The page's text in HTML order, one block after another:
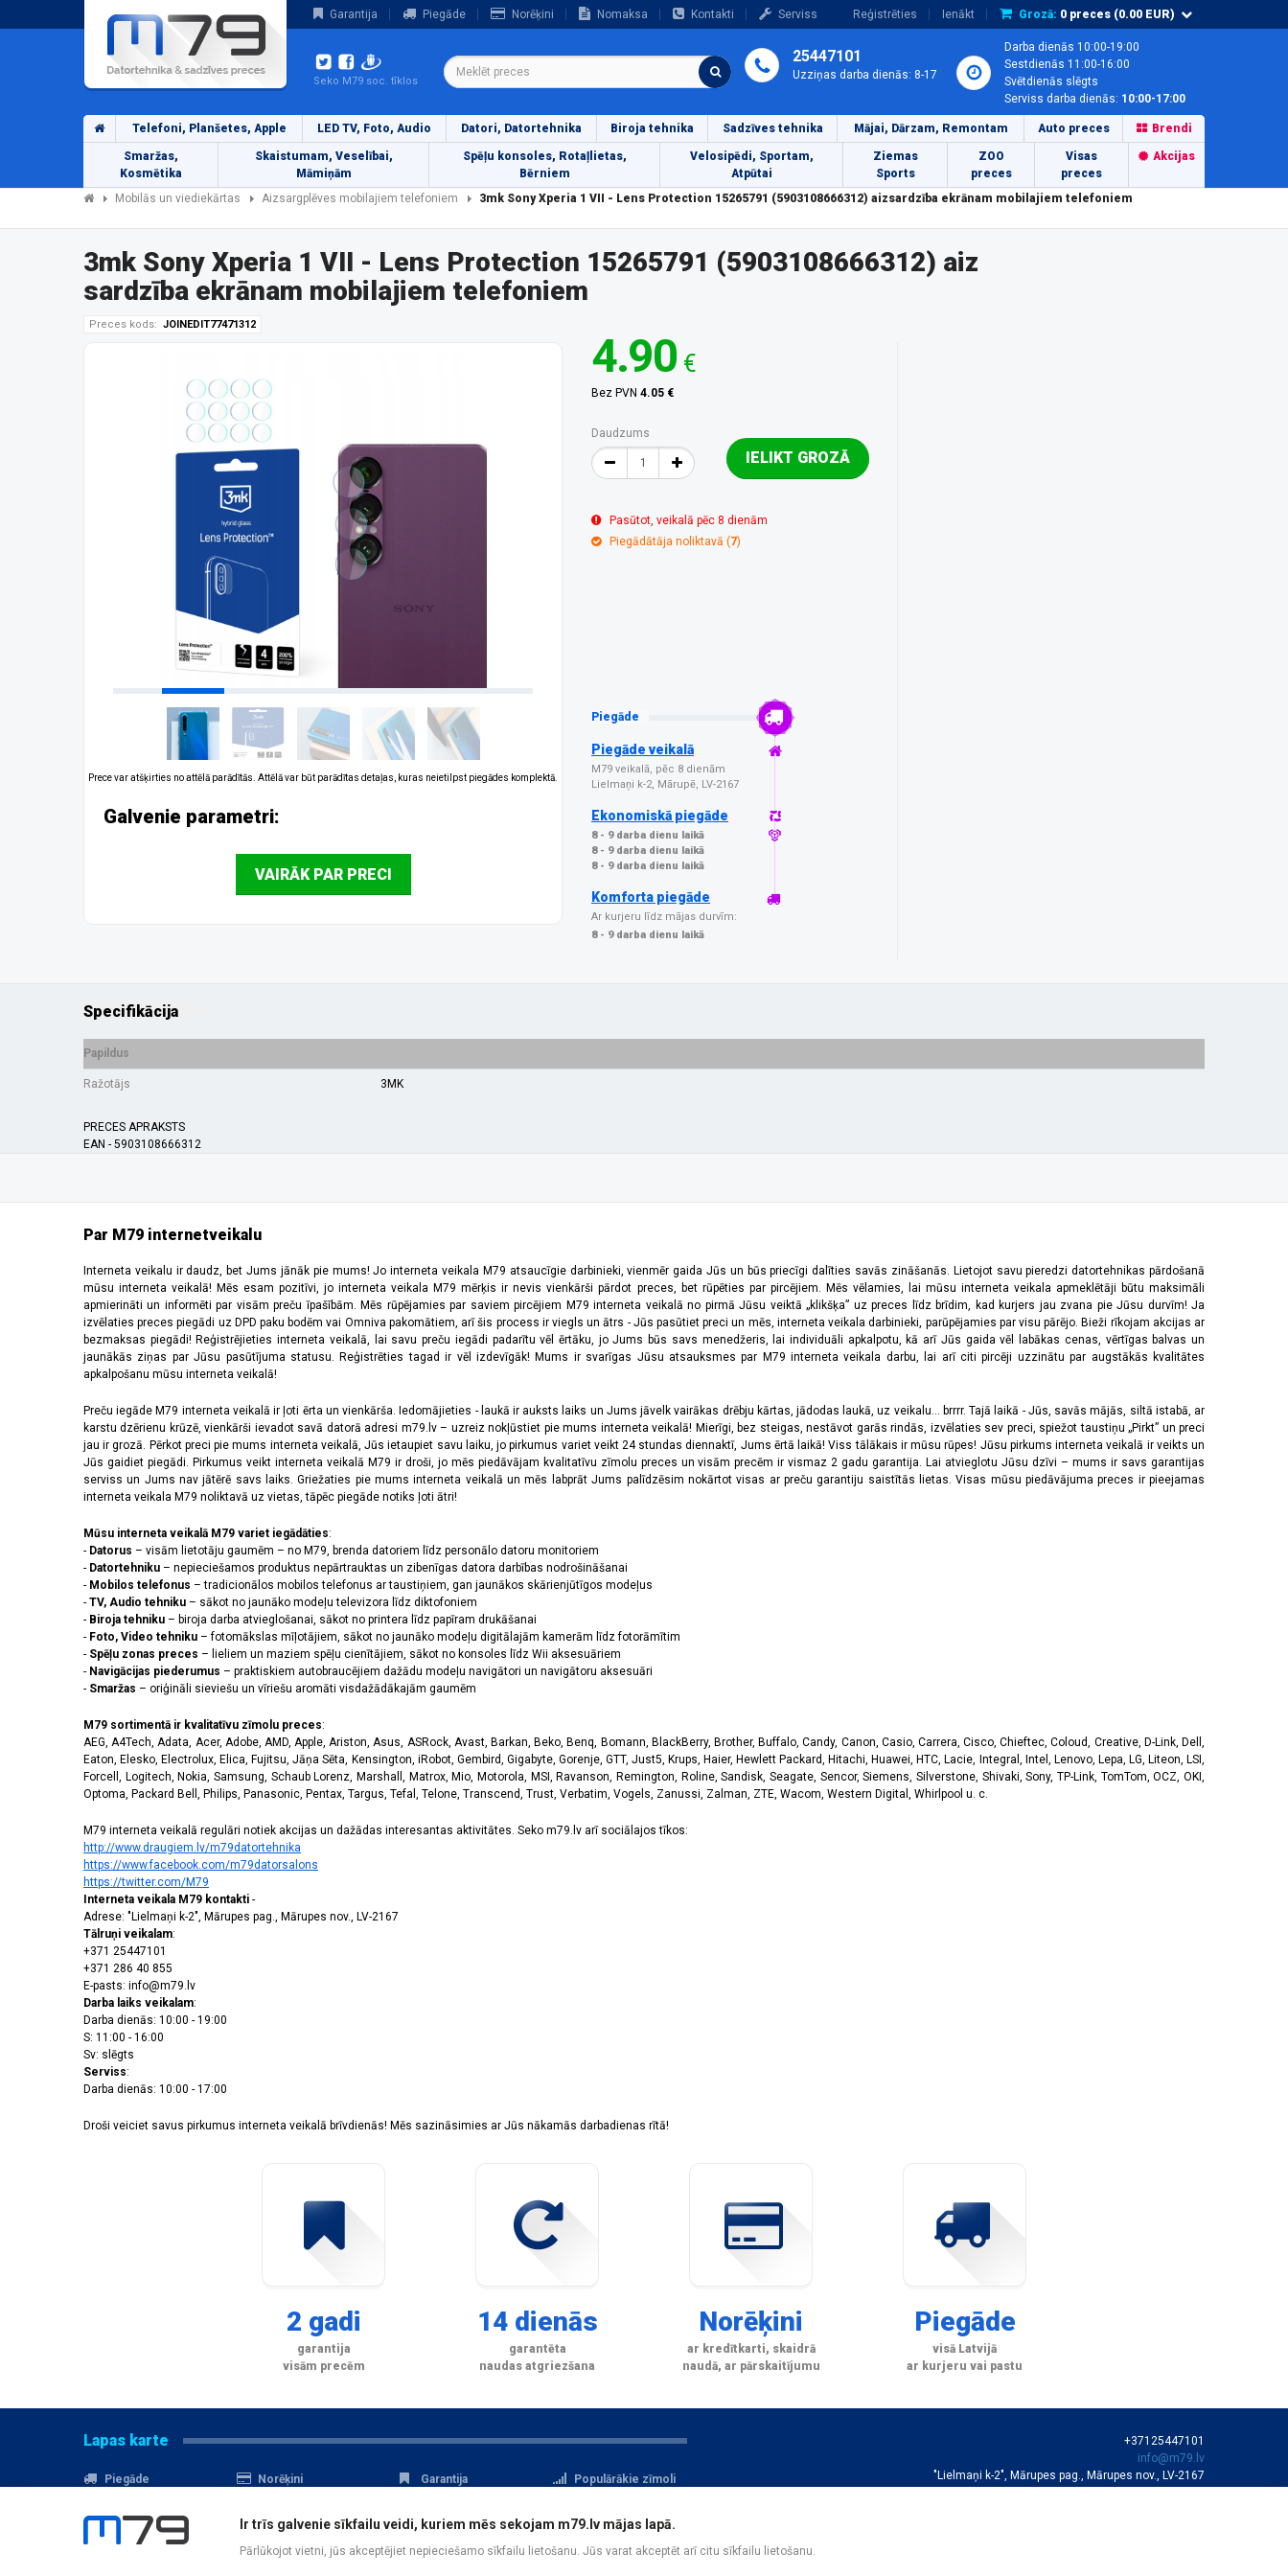
Garantija Piegāde Norēķini Nomaksa Kontakti Serviss Reģistrēties Ienākt Grozā: 0 preces (0.00 EUR)
Seko M79 soc. tīklos
25447101
Uzziņas darba dienās: 8-17
Darba dienās 10:00-19:00
Sestdienās 11:00-16:00
Svētdienās slēgts
Serviss darba dienās: 10:00-17:00
Telefoni, Planšetes, Apple LED TV, Foto, Audio Datori, Datortehnika Biroja tehnika Sadzīves tehnika Mājai, Dārzam, Remontam Auto preces Brendi
Smaržas,
Kosmētika
Skaistumam, Veselībai,
Māmiņām
Spēļu konsoles, Rotaļlietas,
Bērniem
Velosipēdi, Sportam,
Atpūtai
Ziemas
Sports
ZOO
preces
Visas
preces
Akcijas
Mobilās un viediekārtas Aizsargplēves mobilajiem telefoniem 3mk Sony Xperia 1 VII - Lens Protection 15265791 (5903108666312) aizsardzība ekrānam mobilajiem telefoniem
3mk Sony Xperia 1 VII - Lens Protection 15265791 (5903108666312) aiz
sardzība ekrānam mobilajiem telefoniem
Preces kods: JOINEDIT77471312
Prece var atšķirties no attēlā parādītās. Attēlā var būt parādītas detaļas, kuras neietilpst piegādes komplektā.
Galvenie parametri:
VAIRĀK PAR PRECI
4.90 €
Bez PVN 4.05 €
Daudzums
IELIKT GROZĀ
Pasūtot, veikalā pēc 8 dienām
Piegādātāja noliktavā (7)
Piegāde
Piegāde veikalā
M79 veikalā, pēc 8 dienām
Lielmaņi k-2, Mārupē, LV-2167
Ekonomiskā piegāde
8 - 9 darba dienu laikā
8 - 9 darba dienu laikā
8 - 9 darba dienu laikā
Komforta piegāde
Ar kurjeru līdz mājas durvīm:
8 - 9 darba dienu laikā
Specifikācija
Papildus
Ražotājs 3MK
PRECES APRAKSTS
EAN - 5903108666312
Par M79 internetveikalu
Interneta veikalu ir daudz, bet Jums jānāk pie mums! Jo interneta veikala M79 atsaucīgie darbinieki, vienmēr gaida Jūs un būs priecīgi dalīties savās zināšanās. Lietojot savu pieredzi datortehnikas pārdošanā
mūsu interneta veikalā! Mēs esam pozitīvi, jo interneta veikala M79 mērķis ir nevis vienkārši pārdot preces, bet rūpēties par pircējiem. Mēs vēlamies, lai mūsu interneta veikala apmeklētāji būtu maksimāli
apmierināti un informēti par visām preču īpašībām. Mēs rūpējamies par saviem pircējiem M79 interneta veikalā no pirmā Jūsu veiktā „klikšķa” uz preces līdz brīdim, kad kurjers jau zvana pie Jūsu durvīm! Ja
izvēlaties preces piegādi uz DPD paku bodēm vai Omniva pakomātiem, arī šis process ir viegls un ātrs - Jūs pasūtiet preci un mēs, interneta veikala darbinieki, parūpējamies par visu pārējo. Bieži rīkojam akcijas ar
bezmaksas piegādi! Reģistrējieties interneta veikalā, lai savu preču iegādi padarītu vēl ērtāku, jo Jums būs savs menedžeris, lai individuāli apkalpotu, kā arī Jūs gaida vēl labākas cenas, vērtīgas balvas un
jaunākās ziņas par Jūsu pasūtījuma statusu. Reģistrēties tagad ir vēl izdevīgāk! Mums ir svarīgas Jūsu atsauksmes par M79 interneta veikala darbu, lai arī citi pircēji uzzinātu par augstākās kvalitātes
apkalpošanu mūsu interneta veikalā!
Preču iegāde M79 interneta veikalā ir ļoti ērta un vienkārša. Iedomājieties - laukā ir auksts laiks un Jums jāvelk vairākas drēbju kārtas, jādodas laukā, uz veikalu... brrrr. Tajā laikā - Jūs, savās mājās, siltā istabā, ar
karstu dzērienu krūzē, vienkārši ievadot savā datorā adresi m79.lv – uzreiz nokļūstiet pie mums interneta veikalā! Mierīgi, bez steigas, nestāvot garās rindās, izvēlaties sev preci, spiežot taustiņu „Pirkt” un preci
jau ir grozā. Pērkot preci pie mums interneta veikalā, Jūs ietaupiet savu laiku, jo pirkumus variet veikt 24 stundas diennaktī, Jums ērtā laikā! Viss tālākais ir mūsu rūpes! Jūsu pirkums interneta veikalā ir veikts un
Jūs gaidiet piegādi. Pirkumus veikt interneta veikalā M79 ir droši, jo mēs piedāvājam kvalitatīvu zīmolu preces un visām precēm ir vismaz 2 gadu garantija. Lai atvieglotu Jūsu dzīvi – mums ir savs garantijas
serviss un Jums nav jātērē savs laiks. Griežaties pie mums interneta veikalā un mēs labprāt Jums palīdzēsim nokārtot visas ar preču garantiju saistītās lietas. Visas mūsu piedāvājuma preces ir pieejamas
interneta veikala M79 noliktavā uz vietas, tāpēc piegāde notiks ļoti ātri!
Mūsu interneta veikalā M79 variet iegādāties:
- Datorus – visām lietotāju gaumēm – no M79, brenda datoriem līdz personālo datoru monitoriem
- Datortehniku – nepieciešamos produktus nepārtrauktas un zibenīgas datora darbības nodrošināšanai
- Mobilos telefonus – tradicionālos mobilos telefonus ar taustiņiem, gan jaunākos skārienjūtīgos modeļus
- TV, Audio tehniku – sākot no jaunāko modeļu televizora līdz diktofoniem
- Biroja tehniku – biroja darba atvieglošanai, sākot no printera līdz papīram drukāšanai
- Foto, Video tehniku – fotomākslas mīļotājiem, sākot no jaunāko modeļu digitālajām kamerām līdz fotorāmītim
- Spēļu zonas preces – lieliem un maziem spēļu cienītājiem, sākot no konsoles līdz Wii aksesuāriem
- Navigācijas piederumus – praktiskiem autobraucējiem dažādu modeļu navigātori un navigātoru aksesuāri
- Smaržas – oriģināli sieviešu un vīriešu aromāti visdažādākajām gaumēm
M79 sortimentā ir kvalitatīvu zīmolu preces:
AEG, A4Tech, Adata, Acer, Adobe, AMD, Apple, Ariston, Asus, ASRock, Avast, Barkan, Beko, Benq, Bomann, BlackBerry, Brother, Buffalo, Candy, Canon, Casio, Carrera, Cisco, Chieftec, Coloud, Creative, D-Link, Dell,
Eaton, Elesko, Electrolux, Elica, Fujitsu, Jāņa Sēta, Kensington, iRobot, Gembird, Gigabyte, Gorenje, GTT, Just5, Krups, Haier, Hewlett Packard, Hitachi, Huawei, HTC, Lacie, Integral, Intel, Lenovo, Lepa, LG, Liteon, LSI,
Forcell, Logitech, Nokia, Samsung, Schaub Lorenz, Marshall, Matrox, Mio, Motorola, MSI, Ravanson, Remington, Roline, Sandisk, Seagate, Sencor, Siemens, Silverstone, Shivaki, Sony, TP-Link, TomTom, OCZ, OKI,
Optoma, Packard Bell, Philips, Panasonic, Pentax, Targus, Tefal, Telone, Transcend, Trust, Verbatim, Vogels, Zanussi, Zalman, ZTE, Wacom, Western Digital, Whirlpool u. c.
M79 interneta veikalā regulāri notiek akcijas un dažādas interesantas aktivitātes. Seko m79.lv arī sociālajos tīkos:
http://www.draugiem.lv/m79datortehnika
https://www.facebook.com/m79datorsalons
https://twitter.com/M79
Interneta veikala M79 kontakti -
Adrese: "Lielmaņi k-2", Mārupes pag., Mārupes nov., LV-2167
Tālruņi veikalam:
+371 25447101
+371 286 40 855
E-pasts: info@m79.lv
Darba laiks veikalam:
Darba dienās: 10:00 - 19:00
S: 11:00 - 16:00
Sv: slēgts
Serviss:
Darba dienās: 10:00 - 17:00
Droši veiciet savus pirkumus interneta veikalā brīvdienās! Mēs sazināsimies ar Jūs nākamās darbadienas rītā!
2 gadi
garantija
visām precēm
14 dienās
garantēta
naudas atgriezšana
Norēķini
ar kredītkarti, skaidrā
naudā, ar pārskaitījumu
Piegāde
visā Latvijā
ar kurjeru vai pastu
Lapas karte
Piegāde
Norēķini
Akcijas
Serviss
Garantija
Populārākie zīmoli
Datu aizsardzība
Reģistrācija
+37125447101
info@m79.lv
"Lielmaņi k-2", Mārupes pag., Mārupes nov., LV-2167
Ir trīs galvenie sīkfailu veidi, kuriem mēs sekojam m79.lv mājas lapā.
Pārlūkojot vietni, jūs akceptējiet nepieciešamo sīkfailu lietošanu. Jūs varat akceptēt arī citu sīkfailu lietošanu.